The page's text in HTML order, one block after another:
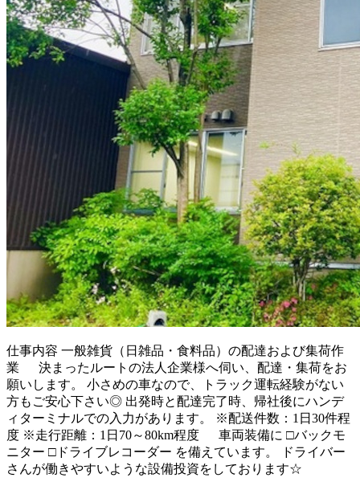
仕事内容 一般雑貨（日雑品・食料品）の配達および集荷作
業 決まったルートの法人企業様へ伺い、配達・集荷をお
願いします。 小さめの車なので、トラック運転経験がない
方もご安心下さい◎ 出発時と配達完了時、帰社後にハンデ
ィターミナルでの入力があります。 ※配送件数：1日30件程
度 ※走行距離：1日70～80km程度 車両装備に □バックモ
ニター □ドライブレコーダー を備えています。 ドライバー
さんが働きやすいような設備投資をしております☆